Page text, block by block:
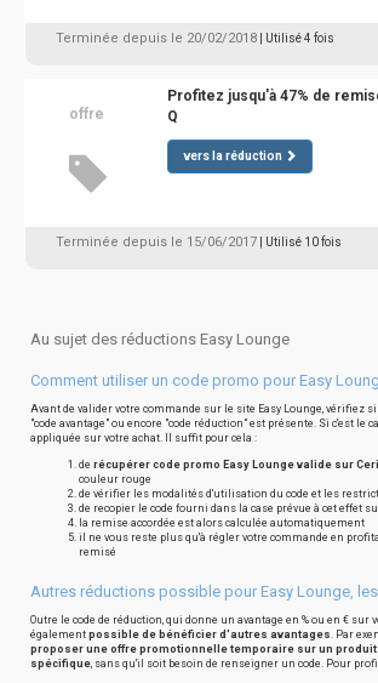
Terminée depuis le 20/02/2018 | Utilisé 4 fois
offre
Profitez jusqu'à 47% de
Q
vers la réduction
Terminée depuis le 15/06/2017 | Utilisé 10 fois
Au sujet des réductions Easy Lounge
Comment utiliser un code promo pour Easy
Avant de valider votre commande sur le site Easy Lounge, vérifiez si
"code avantage" ou encore "code réduction" est présente. Si c'est le
appliquée sur votre achat. Il suffit pour cela :
de récupérer code promo Easy Lounge valide sur
couleur rouge
de vérifier les modalités d'utilisation du code et les
de recopier le code fourni dans la case prévue à cet effet
la remise accordée est alors calculée automatiquement
il ne vous reste plus qu'à régler votre commande en
remisé
Autres réductions possible pour Easy Lounge,
Outre le code de réduction, qui donne un avantage en % ou en € sur
également possible de bénéficier d'autres avantages. Par
proposer une offre promotionnelle temporaire sur un produit
spécifique, sans qu'il soit besoin de renseigner un code. Pour